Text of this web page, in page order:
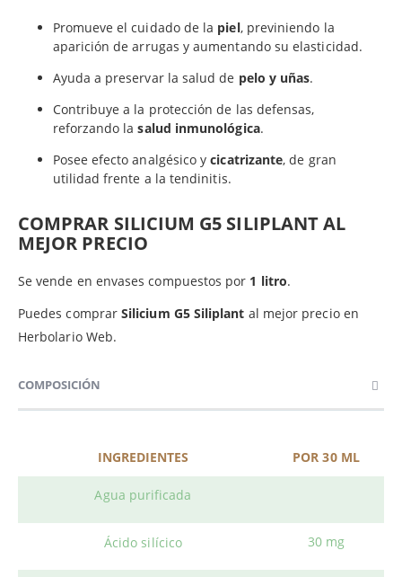
Promueve el cuidado de la piel, previniendo la
aparición de arrugas y aumentando su elasticidad.
Ayuda a preservar la salud de pelo y uñas.
Contribuye a la protección de las defensas,
reforzando lasalud inmunológica.
Posee efecto analgésico ycicatrizante, de gran
utilidad frente a la tendinitis.
COMPRAR SILICIUM G5 SILIPLANT AL
MEJOR PRECIO
Se vende en envases compuestos por 1 litro.
Puedes comprarSilicium G5 Siliplant al mejor precio en
Herbolario Web.
COMPOSICIÓN
INGREDIENTES POR 30 ML
Agua purificada
Ácido silícico 30 mg